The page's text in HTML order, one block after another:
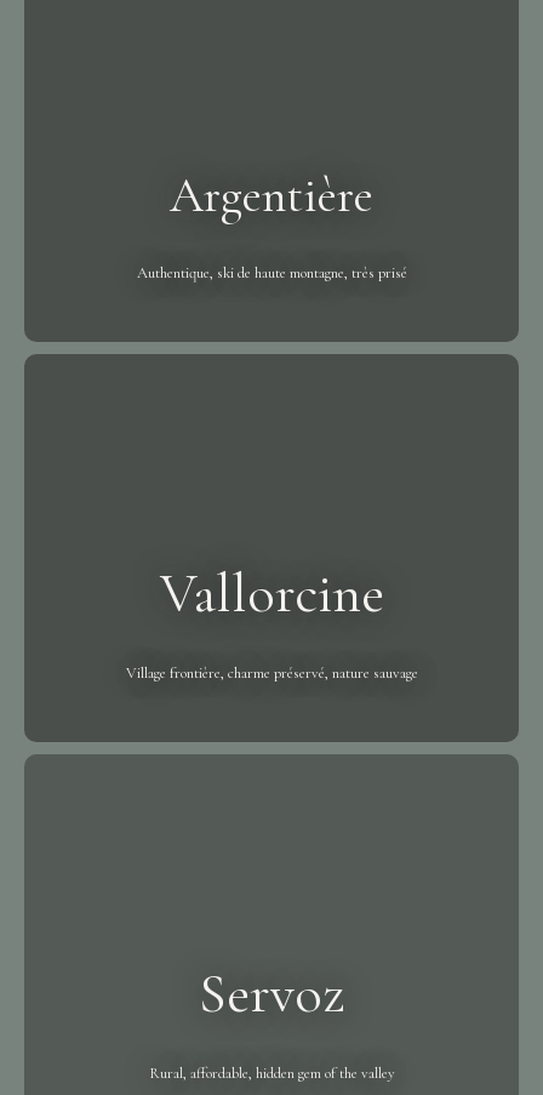
Argentière
Authentique, ski de haute montagne, très prisé
Vallorcine
Village frontière, charme préservé, nature sauvage
Servoz
Rural, affordable, hidden gem of the valley